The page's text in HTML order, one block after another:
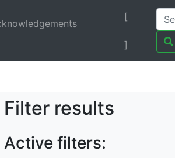
[
]
Filter results
Active filters: